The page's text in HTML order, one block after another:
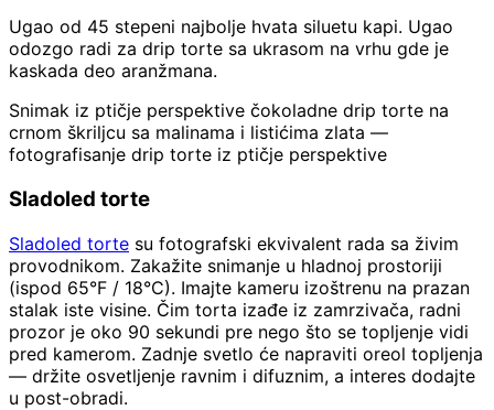
Ugao od 45 stepeni najbolje hvata siluetu kapi. Ugao
odozgo radi za drip torte sa ukrasom na vrhu gde je
kaskada deo aranžmana.
Snimak iz ptičje perspektive čokoladne drip torte na
crnom škriljcu sa malinama i listićima zlata —
fotografisanje drip torte iz ptičje perspektive
Sladoled torte
Sladoled torte su fotografski ekvivalent rada sa živim
provodnikom. Zakažite snimanje u hladnoj prostoriji
(ispod 65°F / 18°C). Imajte kameru izoštrenu na prazan
stalak iste visine. Čim torta izađe iz zamrzivača, radni
prozor je oko 90 sekundi pre nego što se topljenje vidi
pred kamerom. Zadnje svetlo će napraviti oreol topljenja
— držite osvetljenje ravnim i difuznim, a interes dodajte
u post-obradi.